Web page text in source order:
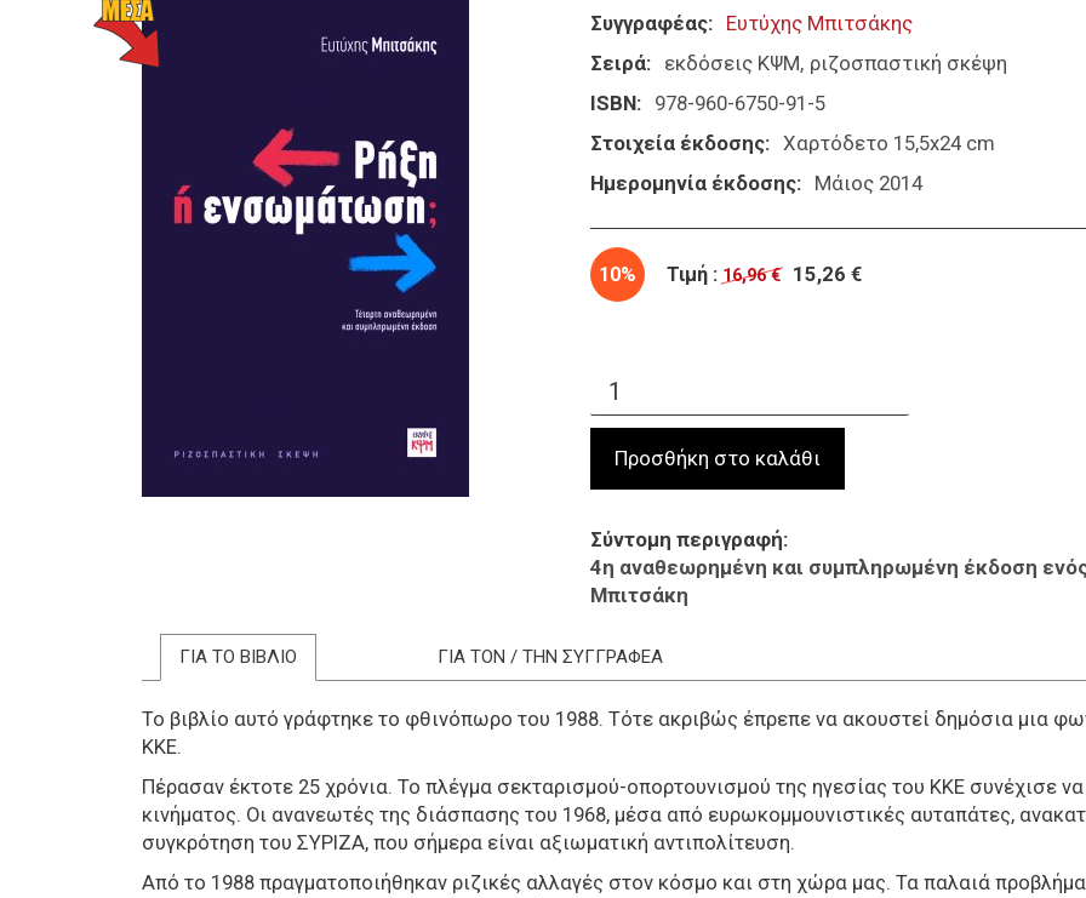
Συγγραφέας
Ευτύχης Μπιτσάκης
Σειρά
εκδόσεις ΚΨΜ ριζοσπαστική σκέψη
ISBN
978-960-6750-91-5
Στοιχεία έκδοσης
Χαρτόδετο 15,5x24 cm
Ημερομηνία έκδοσης
Μάιος 2014
10% Τιμή : 16,96 € 15,26 €
Σύντομη περιγραφή
4η αναθεωρημένη και συμπληρωμένη έκδοση
Μπιτσάκη
ΓΙΑ ΤΟ ΒΙΒΛΙΟ ΓΙΑ ΤΟΝ / ΤΗΝ ΣΥΓΓΡΑΦΕΑ
Το βιβλίο αυτό γράφτηκε το φθινόπωρο του 1988. Τότε ακριβώς έπρεπε να ακουστεί δημόσια μια
ΚΚΕ.
Πέρασαν έκτοτε 25 χρόνια. Το πλέγμα σεκταρισμού-οπορτουνισμού της ηγεσίας του ΚΚΕ συνέχισε
κινήματος. Οι ανανεωτές της διάσπασης του 1968, μέσα από ευρωκομμουνιστικές αυταπάτες,
συγκρότηση του ΣΥΡΙΖΑ, που σήμερα είναι αξιωματική αντιπολίτευση.
Από το 1988 πραγματοποιήθηκαν ριζικές αλλαγές στον κόσμο και στη χώρα μας. Τα παλαιά